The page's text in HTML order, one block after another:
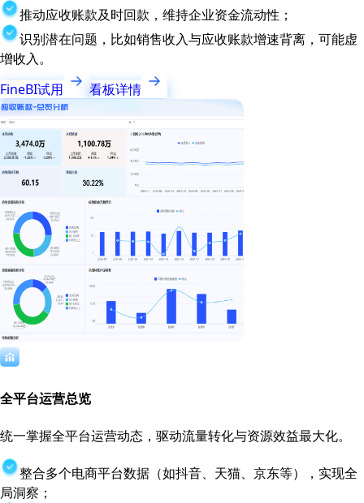
推动应收账款及时回款，维持企业资金流动性；
识别潜在问题，比如销售收入与应收账款增速背离，可能虚
增收入。
FineBI试用
看板详情
全平台运营总览
统一掌握全平台运营动态，驱动流量转化与资源效益最大化。
整合多个电商平台数据（如抖音、天猫、京东等），实现全
局洞察；